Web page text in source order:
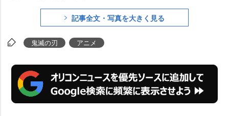
記事全文・写真を大きく見る
鬼滅の刃 アニメ